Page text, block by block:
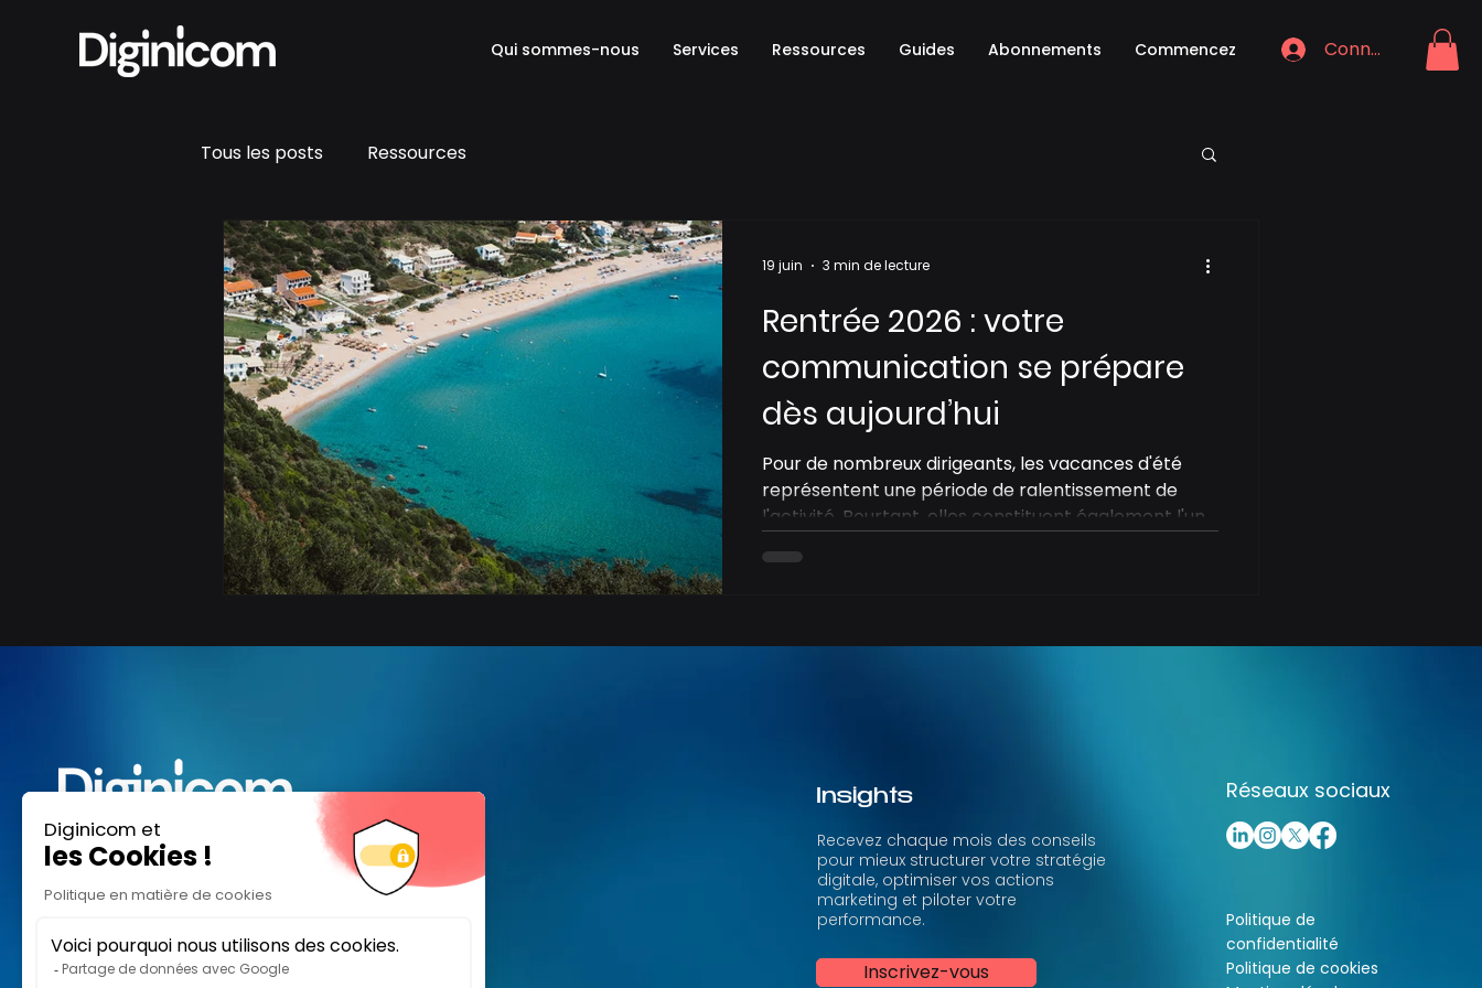
Qui sommes-nous Services Ressources Guides Abonnements Commencez Connexion
Tous les posts Ressources
Rentrée 2026 : votre
communication se prépare
dès aujourd’hui
Pour de nombreux dirigeants, les vacances d'été
représentent une période de ralentissement de
l'activité. Pourtant, elles constituent également l'un
prendre du recul sur les opérations quotidiennes et
19 juin 3 min de lecture
Nous accompagnons les ETI, PME et
Startups à renforcer leur communication
pour maximiser leur impact, accélérer leur
105 rue Anatole France,
Insights
Recevez chaque mois des conseils
pour mieux structurer votre stratégie
digitale, optimiser vos actions
marketing et piloter votre
performance.
Inscrivez-vous
Réseaux sociaux
Politique de
confidentialité
Politique de cookies